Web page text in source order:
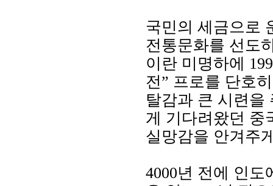
국민의 세금으로
전통문화를 선도
이란 미명하에
전” 프로를 단호
탈감과 큰 시련을
게 기다려왔던 중
실망감을 안겨주
4000년 전에 인